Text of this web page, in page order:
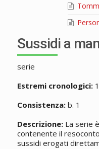
Sussidi a
serie
Estremi cronologici:
Consistenza:b. 1
Descrizione:La serie
contenente il
sussidi erogati